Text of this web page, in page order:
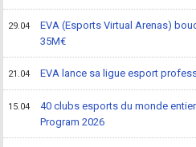
29.04
EVA (Esports Virtual Arenas)
35M€
21.04 EVA lance sa ligue esport
15.04
40 clubs esports du monde
Program 2026